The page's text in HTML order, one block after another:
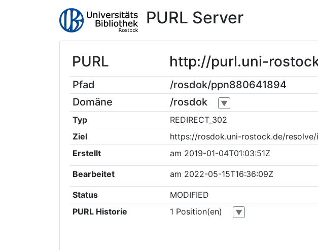
PURL Server
PURL http://purl.uni-
Pfad
/rosdok/ppn880641894
Domäne
/rosdok ▼
Typ
REDIRECT_302
Ziel
https://rosdok.uni-rostock.de/
Erstellt
am 2019-01-04T01:03:51Z
Bearbeitet am 2022-05-15T16:36:09Z
Status
MODIFIED
PURL Historie
1 Position(en) ▼